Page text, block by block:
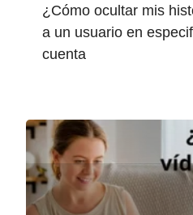
¿Cómo ocultar mis
a un usuario en
cuenta